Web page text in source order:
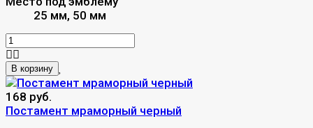
25 мм, 50 мм
В корзину
168 руб.
Постамент мраморный черный